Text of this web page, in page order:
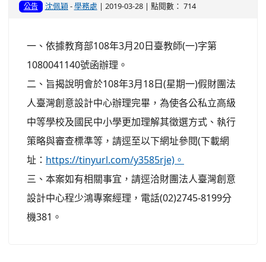
公告 沈佩穎-學務處 | 2019-03-28 | 點閱數： 714
一、依據教育部108年3月20日臺教師(一)字第
1080041140號函辦理。
二、旨揭說明會於108年3月18日(星期一)假財團法
人臺灣創意設計中心辦理完畢，為使各公私立高級
中等學校及國民中小學更加理解其徵選方式、執行
策略與審查標準等，請逕至以下網址參閱(下載網
址： https://tinyurl.com/y3585rje)。
三、本案如有相關事宜，請逕洽財團法人臺灣創意
設計中心程少鴻專案經理，電話(02)2745-8199分
機381。